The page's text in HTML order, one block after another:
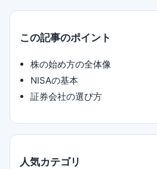
この記事のポイント
株の始め方の全体像
NISAの基本
証券会社の選び方
人気カテゴリ